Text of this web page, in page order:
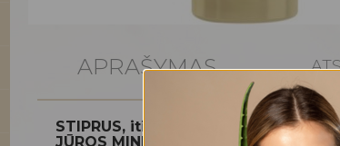
APRAŠYMAS
STIPRUS, itin TURTINGOS
JŪROS MINERALAIS, augaliniais